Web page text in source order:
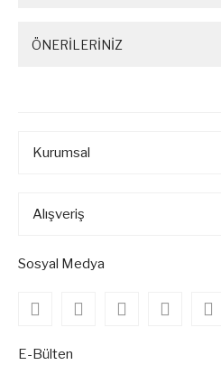
ÖNERİLERİNİZ
Kurumsal
Alışveriş
Sosyal Medya
E-Bülten